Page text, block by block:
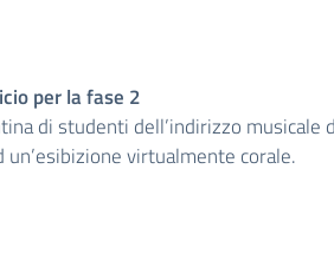
per la fase 2
di studenti dell’indirizzo musicale
virtualmente corale.